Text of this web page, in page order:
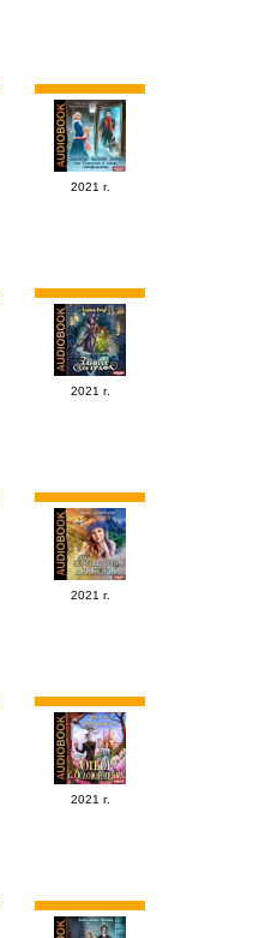
2021 г.
2021 г.
2021 г.
2021 г.